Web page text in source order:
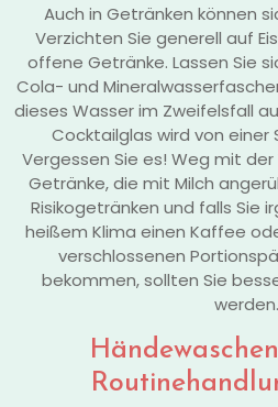
Auch in Getränken können
Verzichten Sie generell auf
offene Getränke. Lassen Sie
Cola- und
dieses Wasser im Zweifelsfall
Cocktailglas wird von einer
Vergessen Sie es! Weg mit
Getränke, die mit Milch
Risikogetränken und falls Sie
heißem Klima einen Kaffee
verschlossenen
bekommen, sollten Sie
werden.